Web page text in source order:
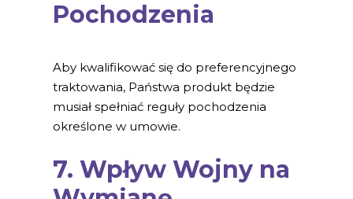
Pochodzenia
Aby kwalifikować się do preferencyjnego
traktowania, Państwa produkt będzie
musiał spełniać reguły pochodzenia
określone w umowie.
7. Wpływ Wojny na